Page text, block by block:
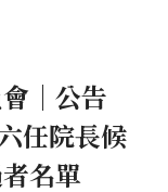
會│公告
任院長候
名單